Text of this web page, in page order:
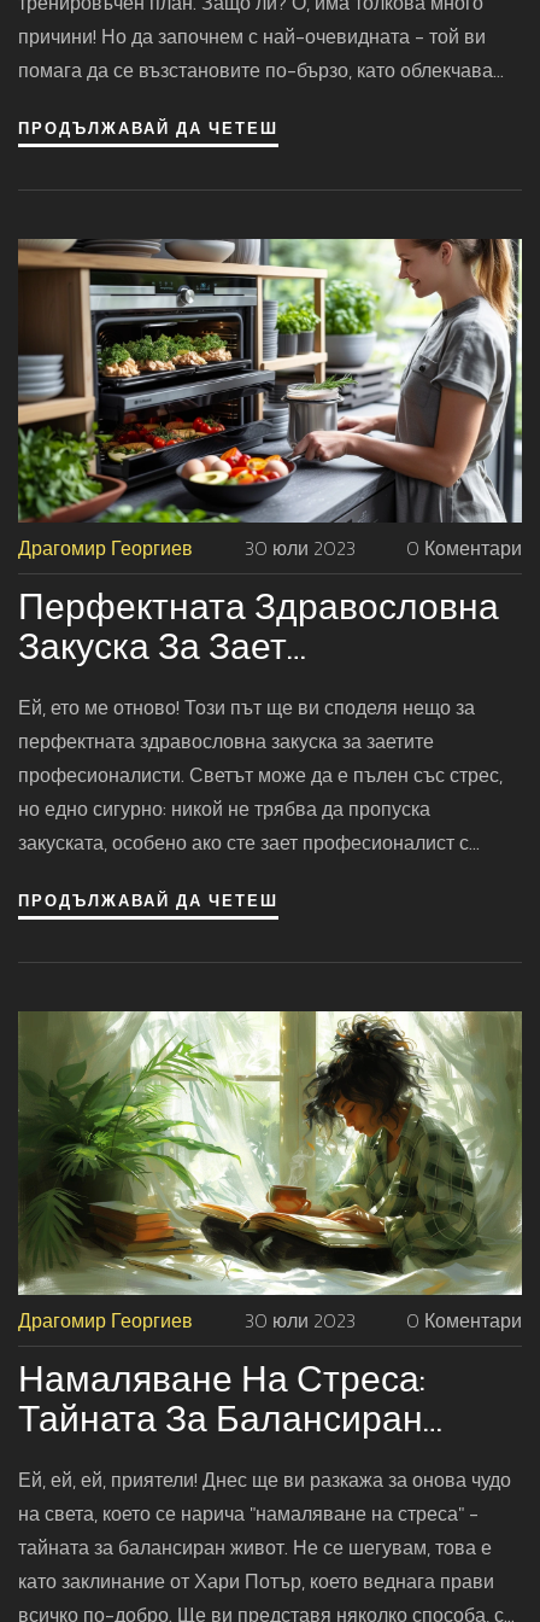
причини! Но да започнем с най-очевидната - той ви
помага да се възстановите по-бързо, като облекчава
просто супер приятно - кой не обича добър масаж,
ПРОДЪЛЖАВАЙ ДА ЧЕТЕШ
Драгомир Георгиев 30 юли 2023 0 Коментари
Перфектната Здравословна
Закуска За Зает
Професионалист
Ей, ето ме отново! Този път ще ви споделя нещо за
перфектната здравословна закуска за заетите
професионалисти. Светът може да е пълен със стрес,
но едно сигурно: никой не трябва да пропуска
закуската, особено ако сте зает професионалист с
здравословен старт на деня, който да ви даде
планиране и някои умения по кулинария, но аз съм тук,
за да ви помогна с това.
ПРОДЪЛЖАВАЙ ДА ЧЕТЕШ
Драгомир Георгиев 30 юли 2023 0 Коментари
Намаляване На Стреса:
Тайната За Балансиран
Живот
Ей, ей, ей, приятели! Днес ще ви разкажа за онова чудо
на света, което се нарича "намаляване на стреса" -
тайната за балансиран живот. Не се шегувам, това е
като заклинание от Хари Потър, което веднага прави
всичко по-добро. Ще ви представя няколко способа, с